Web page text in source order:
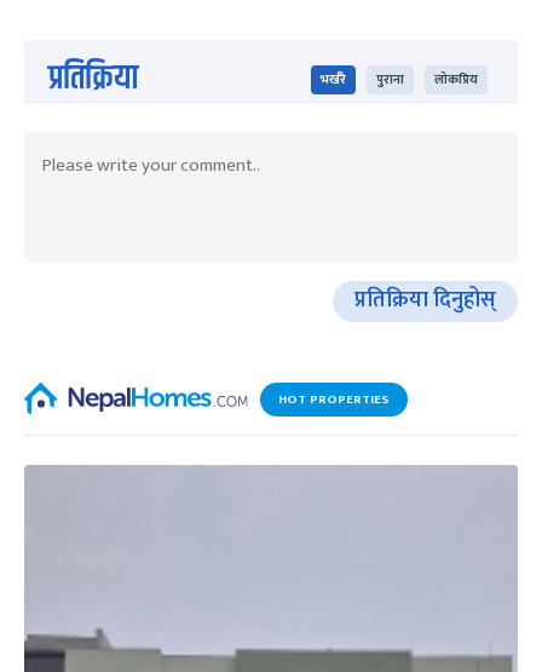
प्रतिक्रिया भर्खरै पुराना लोकप्रिय
प्रतिक्रिया दिनुहोस्
HOT PROPERTIES